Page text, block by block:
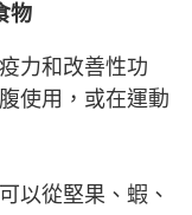
物
力和改善性功
使用，或在運動
以從堅果、蝦、